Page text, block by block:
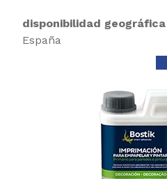
disponibilidad geográfica
España